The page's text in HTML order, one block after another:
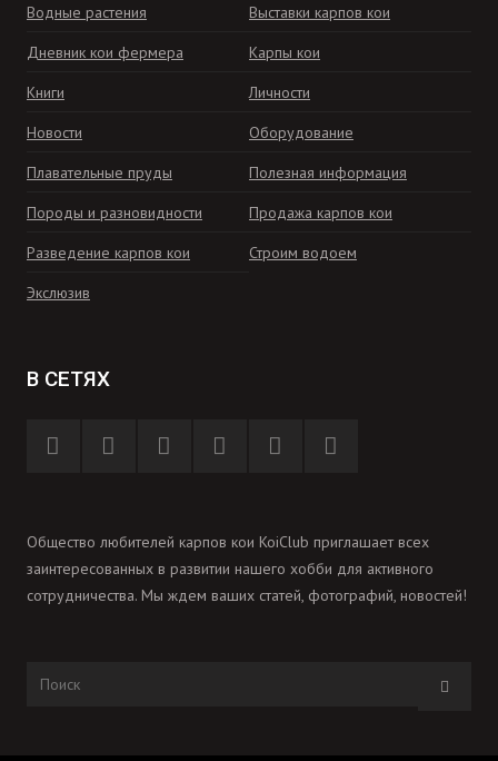
Водные растения
Выставки карпов кои
Дневник кои фермера
Карпы кои
Книги
Личности
Новости
Оборудование
Плавательные пруды
Полезная информация
Породы и разновидности
Продажа карпов кои
Разведение карпов кои
Строим водоем
Экслюзив
В СЕТЯХ
Общество любителей карпов кои KoiClub приглашает всех
заинтересованных в развитии нашего хобби для активного
сотрудничества. Мы ждем ваших статей, фотографий, новостей!